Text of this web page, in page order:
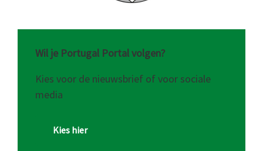
Wil je Portugal Portal volgen?
Kies voor de nieuwsbrief of voor sociale
media
Kies hier